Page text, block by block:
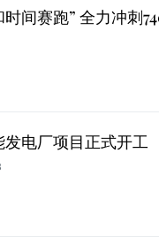
间赛跑” 全力冲刺
发电厂项目正式开工